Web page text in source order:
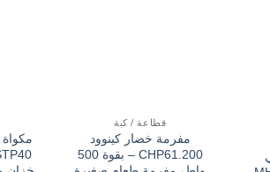
قطاعة / كبة
مفرمة خضار كينوود
CHP61.200 – بقوة 500
مكواة